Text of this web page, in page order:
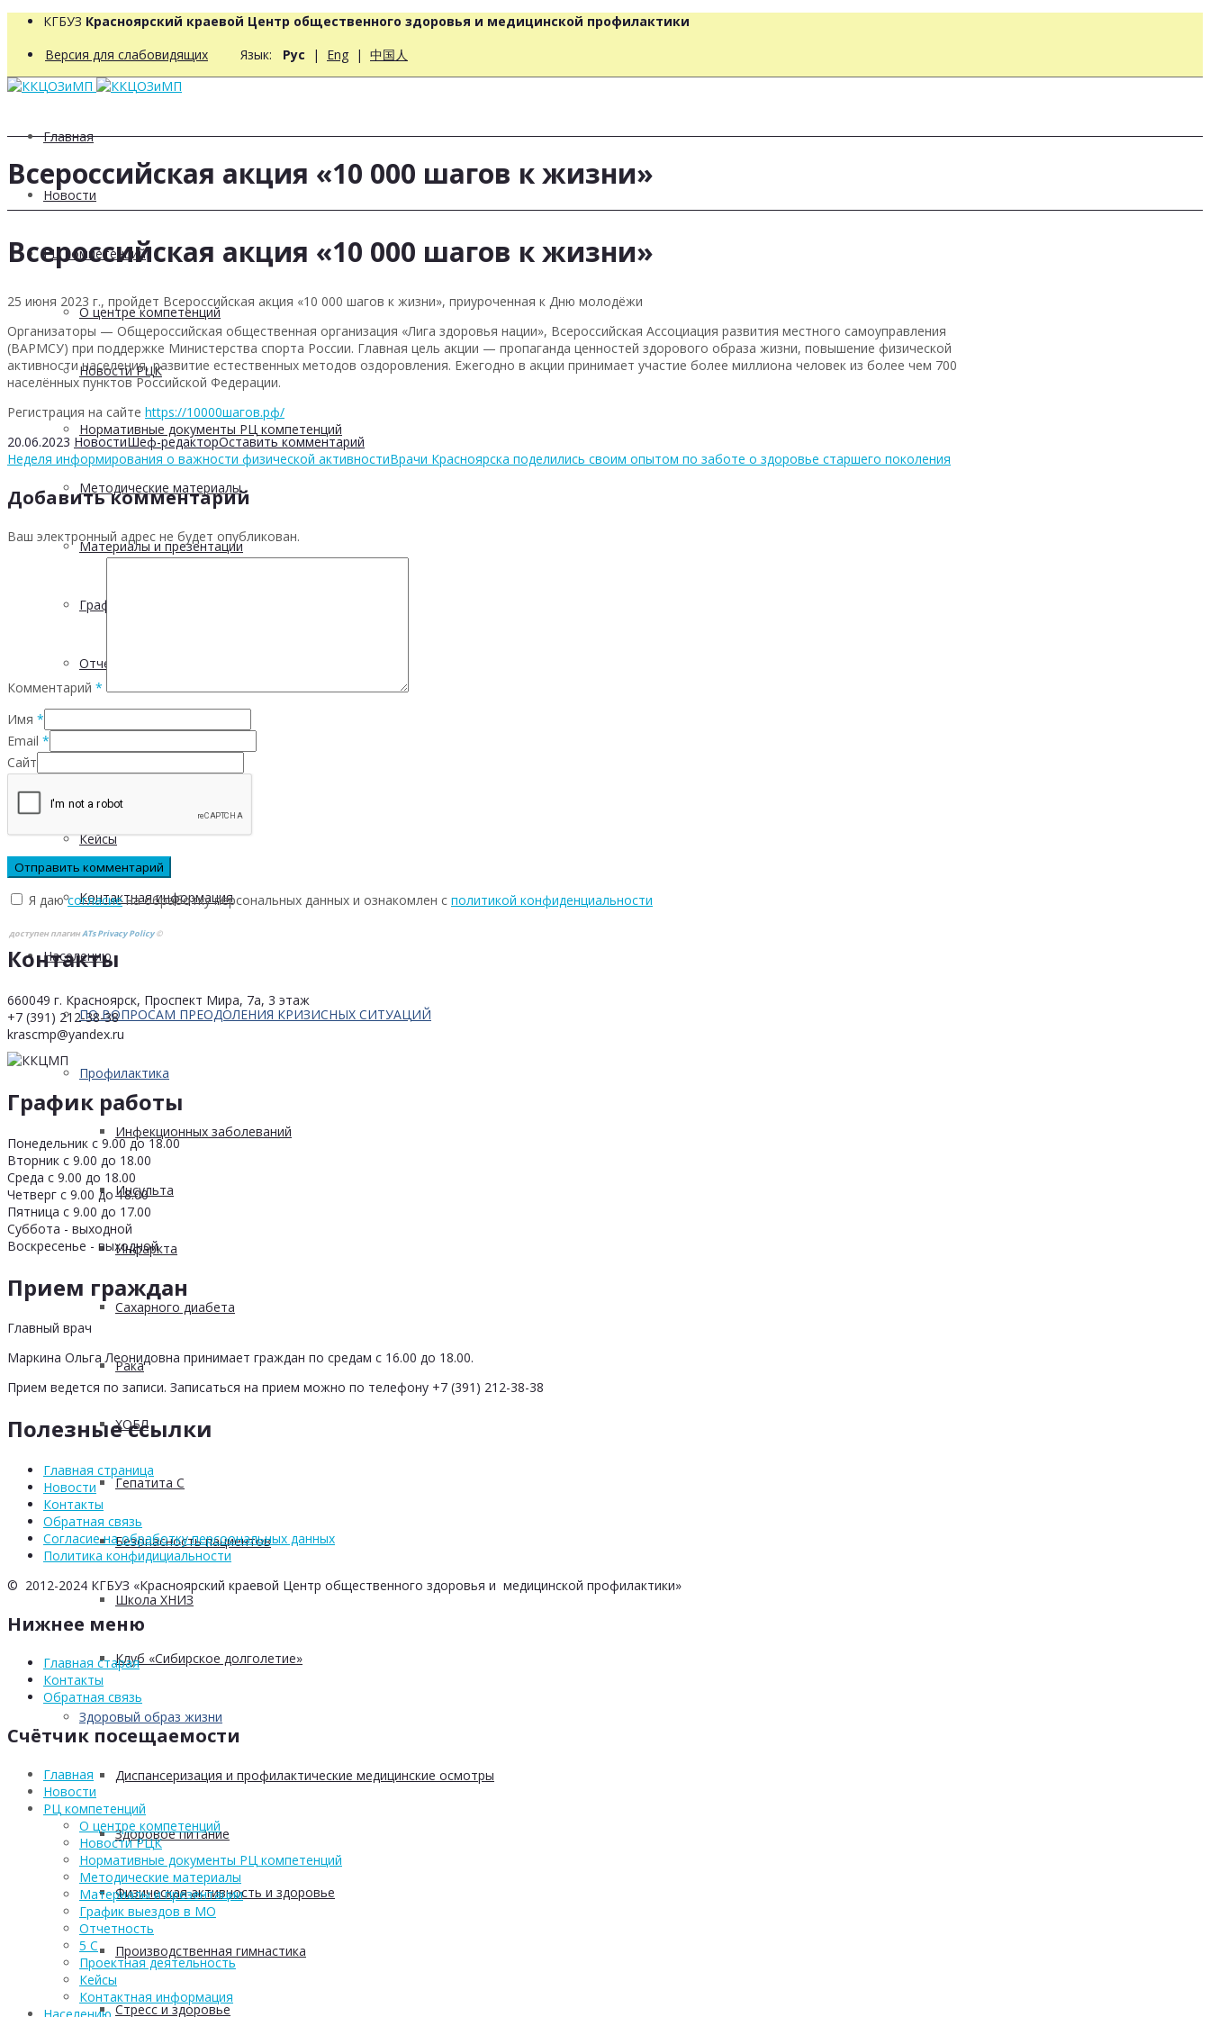
КГБУЗ Красноярский краевой Центр общественного здоровья и медицинской профилактики
Версия для слабовидящих Язык: Рус | Eng | 中国人
Главная
Новости
РЦ компетенций
О центре компетенций
Новости РЦК
Нормативные документы РЦ компетенций
Методические материалы
Материалы и презентации
График выездов в МО
Отчетность
Проектная деятельность
Кейсы
Контактная информация
Населению
ПО ВОПРОСАМ ПРЕОДОЛЕНИЯ КРИЗИСНЫХ СИТУАЦИЙ
Профилактика
Инфекционных заболеваний
Инсульта
Инфаркта
Сахарного диабета
Рака
ХОБЛ
Гепатита С
Безопасность пациентов
Школа ХНИЗ
Клуб «Сибирское долголетие»
Здоровый образ жизни
Диспансеризация и профилактические медицинские осмотры
Здоровое питание
Физическая активность и здоровье
Производственная гимнастика
Стресс и здоровье
Всероссийская акция «10 000 шагов к жизни»
Всероссийская акция «10 000 шагов к жизни»
25 июня 2023 г., пройдет Всероссийская акция «10 000 шагов к жизни», приуроченная к Дню молодёжи
Организаторы — Общероссийская общественная организация «Лига здоровья нации», Всероссийская Ассоциация развития местного самоуправления
(ВАРМСУ) при поддержке Министерства спорта России. Главная цель акции — пропаганда ценностей здорового образа жизни, повышение физической
активности населения, развитие естественных методов оздоровления. Ежегодно в акции принимает участие более миллиона человек из более чем 700
населённых пунктов Российской Федерации.
Регистрация на сайте https://10000шагов.рф/
20.06.2023 НовостиШеф-редакторОставить комментарий
Неделя информирования о важности физической активностиВрачи Красноярска поделились своим опытом по заботе о здоровье старшего поколения
Добавить комментарий
Ваш электронный адрес не будет опубликован.
Комментарий *
Имя *
Email *
Сайт
Я даюсогласиена обработку персональных данных и ознакомлен с политикой конфиденциальности
доступен плагинATs Privacy Policy©
Контакты
660049 г. Красноярск, Проспект Мира, 7а, 3 этаж
+7 (391) 212-38-38
krascmp@yandex.ru
График работы
Понедельник с 9.00 до 18.00
Вторник с 9.00 до 18.00
Среда с 9.00 до 18.00
Четверг с 9.00 до 18.00
Пятница с 9.00 до 17.00
Суббота - выходной
Воскресенье - выходной
Прием граждан
Главный врач
Маркина Ольга Леонидовна принимает граждан по средам с 16.00 до 18.00.
Прием ведется по записи. Записаться на прием можно по телефону +7 (391) 212-38-38
Полезные ссылки
Главная страница
Новости
Контакты
Обратная связь
Согласие на обработку персоональных данных
Политика конфидициальности
© 2012-2024 КГБУЗ «Красноярский краевой Центр общественного здоровья и медицинской профилактики»
Нижнее меню
Главная старая
Контакты
Обратная связь
Счётчик посещаемости
Главная
Новости
РЦ компетенций
О центре компетенций
Новости РЦК
Нормативные документы РЦ компетенций
Методические материалы
Материалы и презентации
График выездов в МО
Отчетность
5 С
Проектная деятельность
Кейсы
Контактная информация